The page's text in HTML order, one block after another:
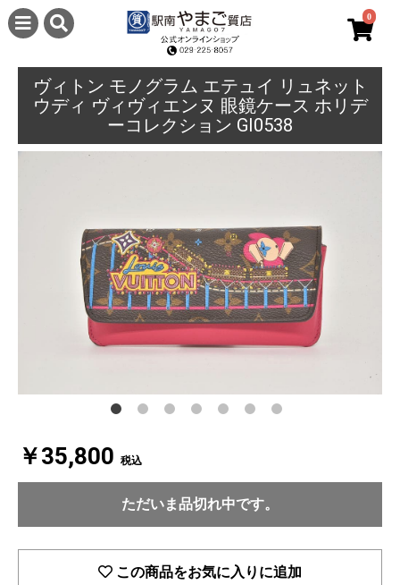
0
ヴィトン モノグラム エテュイ リュネット
ウディ ヴィヴィエンヌ 眼鏡ケース ホリデ
ーコレクション GI0538
￥35,800 税込
ただいま品切れ中です。
この商品をお気に入りに追加